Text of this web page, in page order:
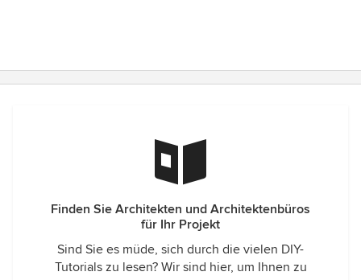
Finden Sie Architekten und Architektenbüros
für Ihr Projekt
Sind Sie es müde, sich durch die vielen DIY-
Tutorials zu lesen? Wir sind hier, um Ihnen zu